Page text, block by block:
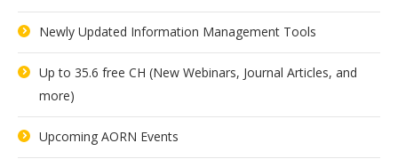
Newly Updated Information Management Tools
Up to 35.6 free CH (New Webinars, Journal Articles, and
more)
Upcoming AORN Events